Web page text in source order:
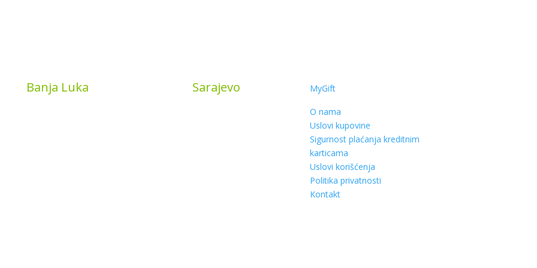
Banja Luka Sarajevo MyGift
O nama
Uslovi kupovine
Sigurnost plaćanja kreditnim
karticama
Uslovi korišćenja
Politika privatnosti
Kontakt